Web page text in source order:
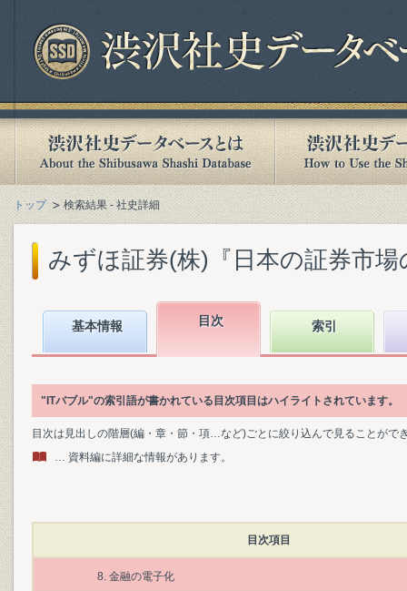
トップ 検索結果 - 社史詳細
みずほ証券(株)『日本の証券市
基本情報 目次 索引
"ITバブル"の索引語が書かれている目次項目はハイライトされています。
目次は見出しの階層(編・章・節・項…など)ごとに絞り込んで見ることがで
… 資料編に詳細な情報があります。
目次項目
8. 金融の電子化